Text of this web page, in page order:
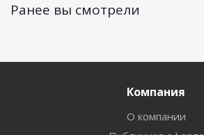
Ранее вы смотрели
Компания
О компании